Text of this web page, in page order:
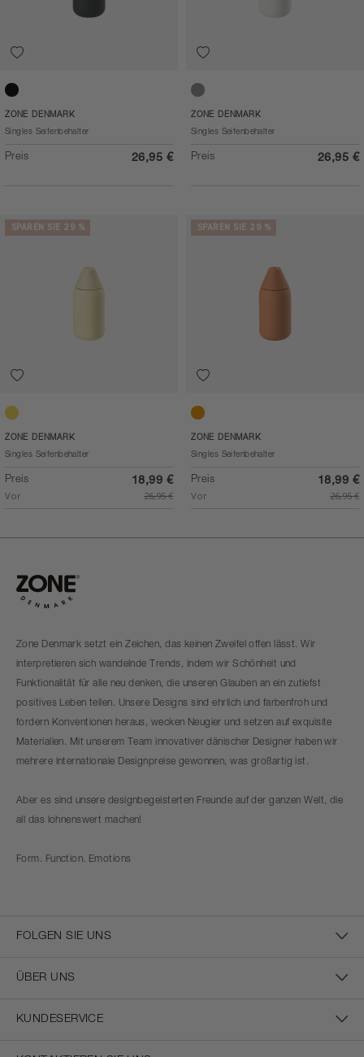
Black
ZONE DENMARK
Singles Seifenbehalter
Preis 26,95 €
Warm Grey
ZONE DENMARK
Singles Seifenbehalter
Preis 26,95 €
SPAREN SIE 29 %
Limestone
ZONE DENMARK
Singles Seifenbehalter
Preis 18,99 €
Vor 26,95 €
SPAREN SIE 29 %
Apricot
ZONE DENMARK
Singles Seifenbehalter
Preis 18,99 €
Vor 26,95 €
Zone Denmark setzt ein Zeichen, das keinen Zweifel offen lässt. Wir
interpretieren sich wandelnde Trends, indem wir Schönheit und
Funktionalität für alle neu denken, die unseren Glauben an ein zutiefst
positives Leben teilen. Unsere Designs sind ehrlich und farbenfroh und
fordern Konventionen heraus, wecken Neugier und setzen auf exquisite
Materialien. Mit unserem Team innovativer dänischer Designer haben wir
mehrere internationale Designpreise gewonnen, was großartig ist.
Aber es sind unsere designbegeisterten Freunde auf der ganzen Welt, die
all das lohnenswert machen!
Form. Function. Emotions
FOLGEN SIE UNS
ÜBER UNS
KUNDESERVICE